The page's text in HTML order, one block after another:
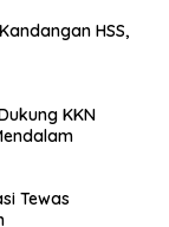
HSS,
KKN
Tewas